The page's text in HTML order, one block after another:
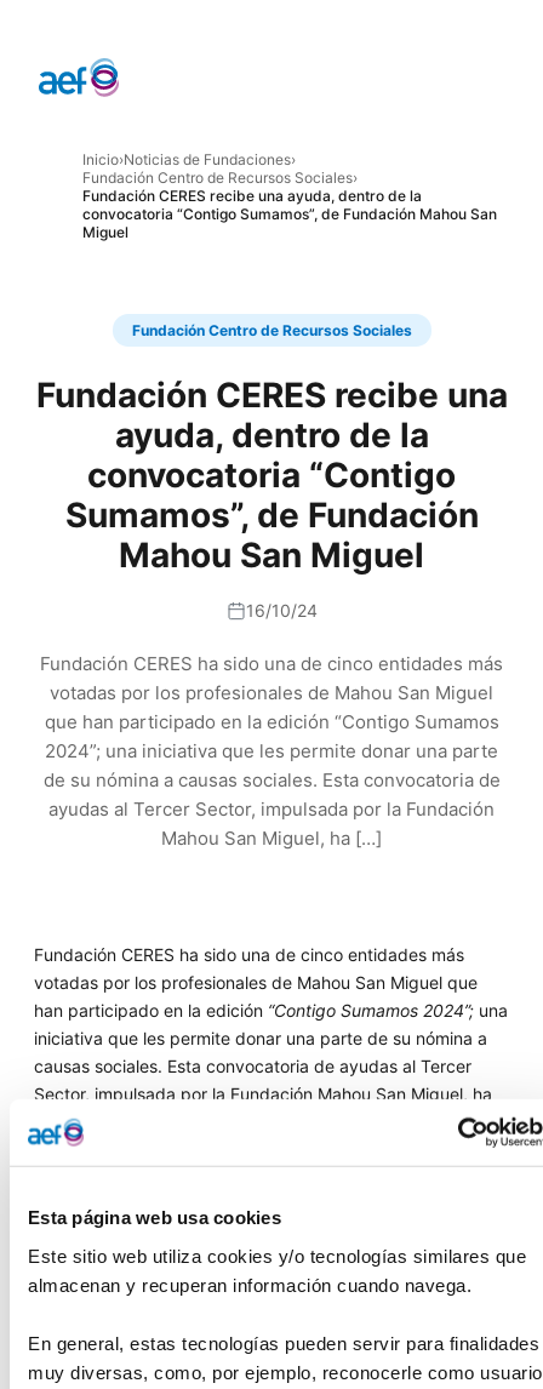
Esta página web usa cookies
Este sitio web utiliza cookies y/o tecnologías similares que
almacenan y recuperan información cuando navega.
En general, estas tecnologías pueden servir para finalidades
muy diversas, como, por ejemplo, reconocerle como
Inicio›Noticias de Fundaciones›
Fundación Centro de Recursos Sociales›
Fundación CERES recibe una ayuda, dentro de la
convocatoria “Contigo Sumamos”, de Fundación Mahou San
Miguel
Fundación Centro de Recursos Sociales
Fundación CERES recibe una
ayuda, dentro de la
convocatoria “Contigo
Sumamos”, de Fundación
Mahou San Miguel
16/10/24
Fundación CERES ha sido una de cinco entidades más
votadas por los profesionales de Mahou San Miguel
que han participado en la edición “Contigo Sumamos
2024”; una iniciativa que les permite donar una parte
de su nómina a causas sociales. Esta convocatoria de
ayudas al Tercer Sector, impulsada por la Fundación
Mahou San Miguel, ha […]
Fundación CERES ha sido una de cinco entidades más
votadas por los profesionales de Mahou San Miguel que
han participado en la edición “Contigo Sumamos 2024”; una
iniciativa que les permite donar una parte de su nómina a
causas sociales. Esta convocatoria de ayudas al Tercer
Sector, impulsada por la Fundación Mahou San Miguel, ha
logrado recaudar en total 50.000€.
A través de dicha convocatoria,se hará una donación de
construyendo vidas’, donde se pretende cubrir la mejora
de la rehabilitación física de estas personas para lograr una
mejora en la autonomía personal de las actividades de la
personas del Programa de Atención Integrada de daño
neurológico.